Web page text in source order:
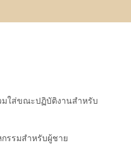
มใส่ขณะปฏิบัติงานสำหรับ
รรมสำหรับผู้ชาย